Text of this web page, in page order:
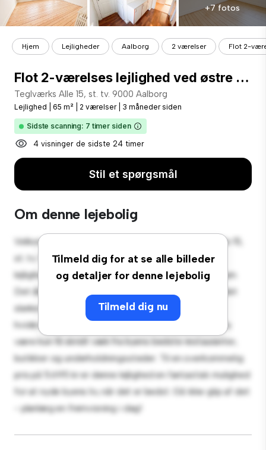
+7 fotos
Hjem Lejligheder Aalborg 2 værelser Flot 2-
Flot 2-værelses lejlighed ved østre anlæg
Teglværks Alle 15, st. tv. 9000 Aalborg
Lejlighed 65 m² 2 værelser 3 måneder siden
Sidste scanning: 7 timer siden
4 visninger de sidste 24 timer
Stil et spørgsmål
Om denne lejebolig
Tilmeld dig for at se alle billeder
og detaljer for denne lejebolig
Tilmeld dig nu
Velkommen til dit nye byferiested på Teglværks Alle 15,
st. tv. 9000 Aalborg! Denne moderne 2-værelses
lejlighed tilbyder et stilfuldt og hyggeligt opholdsrum.
Det åbne koncept er perfekt til at underholde, og det
slanke køkken er udstyret med de bedste hårde
hvidevarer. Med sin førsteklasses beliggenhed vil du
være kun få skridt væk fra byens bedste restauranter,
butikker og underholdningssteder. Til en overkommelig
pris på 5.695 kr er denne lejlighed en fantastisk mulighed
for at nyde byens liv, når det er bedst. Gå ikke glip af det
- planlæg en fremvisning i dag!